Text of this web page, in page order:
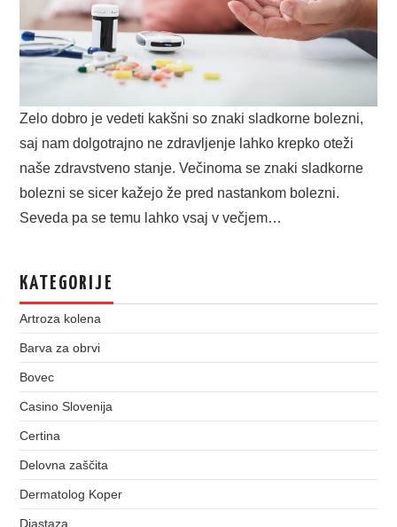
Zelo dobro je vedeti kakšni so znaki sladkorne bolezni,
saj nam dolgotrajno ne zdravljenje lahko krepko oteži
naše zdravstveno stanje. Večinoma se znaki sladkorne
bolezni se sicer kažejo že pred nastankom bolezni.
Seveda pa se temu lahko vsaj v večjem…
KATEGORIJE
Artroza kolena
Barva za obrvi
Bovec
Casino Slovenija
Certina
Delovna zaščita
Dermatolog Koper
Diastaza